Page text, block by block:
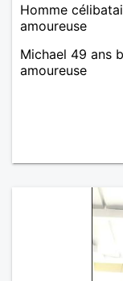
Homme
amoureuse
Michael 49 ans
amoureuse